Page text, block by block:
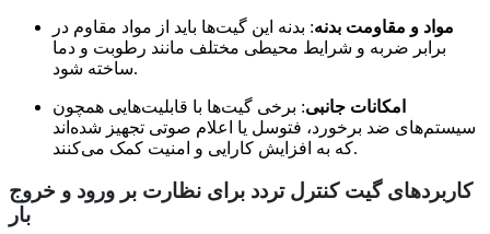
مواد و مقاومت بدنه: بدنه این گیت‌ها باید از مواد مقاوم در
برابر ضربه و شرایط محیطی مختلف مانند رطوبت و دما
ساخته شود.
امکانات جانبی: برخی گیت‌ها با قابلیت‌هایی همچون
سیستم‌های ضد برخورد، فتوسل یا اعلام صوتی تجهیز شده‌اند
که به افزایش کارایی و امنیت کمک می‌کنند.
کاربردهای گیت کنترل تردد برای نظارت بر ورود و خروج
بار